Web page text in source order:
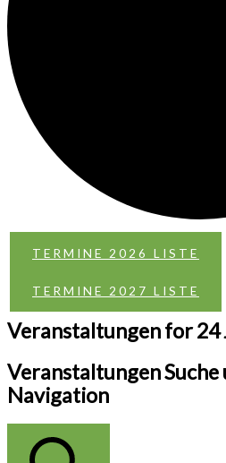
TERMINE 2026 LISTE
TERMINE 2027 LISTE
Veranstaltungen for 24
Veranstaltungen Suche
Navigation